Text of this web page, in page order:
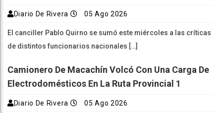
Diario De Rivera 05 Ago 2026
El canciller Pablo Quirno se sumó este miércoles a las críticas
de distintos funcionarios nacionales […]
Camionero De Macachín Volcó Con Una Carga De
Electrodomésticos En La Ruta Provincial 1
Diario De Rivera 05 Ago 2026